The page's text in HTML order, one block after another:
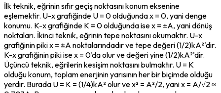
İlk teknik, eğrinin sıfır geçiş noktasını konum eksenine
eşlemektir. U-x grafiğinde U = 0 olduğunda x = 0, yani denge
konumu. K-x grafiğinde K = 0 olduğunda ise x = ±A, yani dönüş
noktaları. İkinci teknik, eğrinin tepe noktasını okumaktır. U-x
grafiğinin piki x = ±A noktalarındadır ve tepe değeri (1/2)kA²'dir.
K-x grafiğinin piki ise x = 0'da olur ve değeri yine (1/2)kA²'dir.
Üçüncü teknik, eğrilerin kesişim noktasını bulmaktır. U = K
olduğu konum, toplam enerjinin yarısının her bir biçimde olduğu
yerdir. Burada U = K = (1/4)kA² olur ve x² = A²/2, yani x = A/√2 ≈